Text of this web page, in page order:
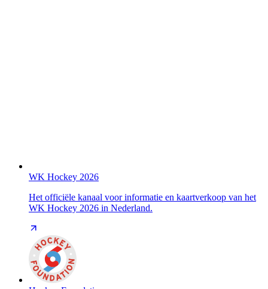
WK Hockey 2026
Het officiële kanaal voor informatie en kaartverkoop van het
WK Hockey 2026 in Nederland.